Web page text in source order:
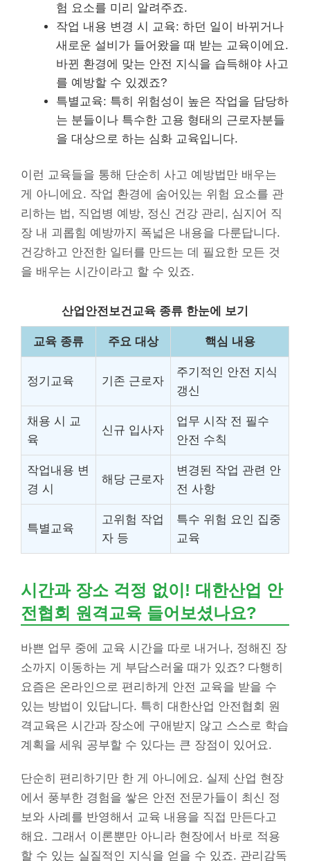
험 요소를 미리 알려주죠.
작업 내용 변경 시 교육: 하던 일이 바뀌거나
새로운 설비가 들어왔을 때 받는 교육이에요.
바뀐 환경에 맞는 안전 지식을 습득해야 사고
를 예방할 수 있겠죠?
특별교육: 특히 위험성이 높은 작업을 담당하
는 분들이나 특수한 고용 형태의 근로자분들
을 대상으로 하는 심화 교육입니다.
이런 교육들을 통해 단순히 사고 예방법만 배우는
게 아니에요. 작업 환경에 숨어있는 위험 요소를 관
리하는 법, 직업병 예방, 정신 건강 관리, 심지어 직
장 내 괴롭힘 예방까지 폭넓은 내용을 다룬답니다.
건강하고 안전한 일터를 만드는 데 필요한 모든 것
을 배우는 시간이라고 할 수 있죠.
산업안전보건교육 종류 한눈에 보기
교육 종류 주요 대상 핵심 내용
정기교육 기존 근로자
주기적인 안전 지식
갱신
채용 시 교
육
신규 입사자
업무 시작 전 필수
안전 수칙
작업내용 변
경 시
해당 근로자
변경된 작업 관련 안
전 사항
특별교육
고위험 작업
자 등
특수 위험 요인 집중
교육
시간과 장소 걱정 없이! 대한산업 안
전협회 원격교육 들어보셨나요?
바쁜 업무 중에 교육 시간을 따로 내거나, 정해진 장
소까지 이동하는 게 부담스러울 때가 있죠? 다행히
요즘은 온라인으로 편리하게 안전 교육을 받을 수
있는 방법이 있답니다. 특히 대한산업 안전협회 원
격교육은 시간과 장소에 구애받지 않고 스스로 학습
계획을 세워 공부할 수 있다는 큰 장점이 있어요.
단순히 편리하기만 한 게 아니에요. 실제 산업 현장
에서 풍부한 경험을 쌓은 안전 전문가들이 최신 정
보와 사례를 반영해서 교육 내용을 직접 만든다고
해요. 그래서 이론뿐만 아니라 현장에서 바로 적용
할 수 있는 실질적인 지식을 얻을 수 있죠. 관리감독